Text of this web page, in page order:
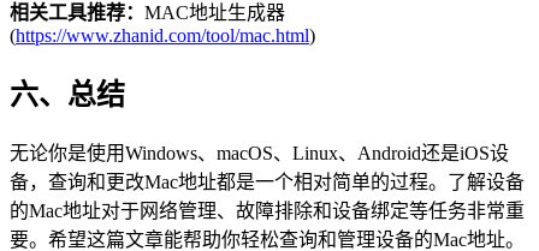
相关工具推荐： MAC地址生成器
(https://www.zhanid.com/tool/mac.html)
六、总结
无论你是使用Windows、macOS、Linux、Android还是iOS设
备，查询和更改Mac地址都是一个相对简单的过程。了解设备
的Mac地址对于网络管理、故障排除和设备绑定等任务非常重
要。希望这篇文章能帮助你轻松查询和管理设备的Mac地址。